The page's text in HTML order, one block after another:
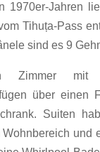
1970er-Jahren
Tihuța-Pass
sind es 9
Zimmer mit
über einen
Suiten
und